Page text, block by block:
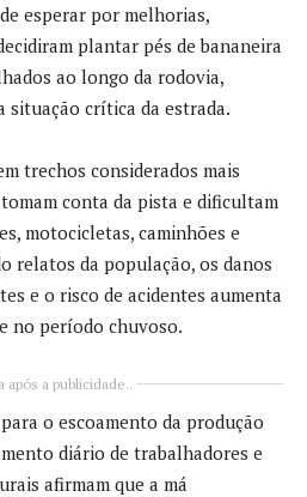
esperar por melhorias,
plantar pés de bananeira
ao longo da rodovia,
situação crítica da estrada.
trechos considerados mais
conta da pista e dificultam
motocicletas, caminhões e
relatos da população, os danos
e o risco de acidentes aumenta
no período chuvoso.
após a publicidade..
o escoamento da produção
diário de trabalhadores e
afirmam que a má